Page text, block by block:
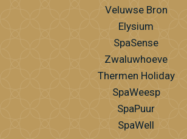
Veluwse Bron
Elysium
SpaSense
Zwaluwhoeve
Thermen Holiday
SpaWeesp
SpaPuur
SpaWell